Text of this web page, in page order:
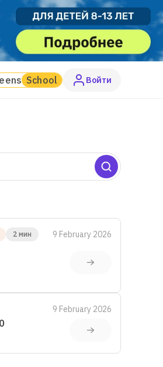
School Войти
2 мин 9 February 2026
9 February 2026